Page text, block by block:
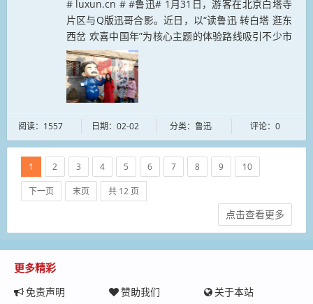
# luxun.cn # #鲁迅# 1月31日，游客在北京白塔寺
片区与Q版迅哥合影。近日，以“读鲁迅 转白塔 逛东
西岔 欢喜中国年”为核心主题的体验路线吸引不少市
民游客前来游玩体验。...
阅读：1557 日期：02-02 分类：鲁迅 评论：0
1 2 3 4 5 6 7 8 9 10
下一页 末页 共 12 页
点击查看更多
更多精彩
免责声明 赞助我们 关于本站